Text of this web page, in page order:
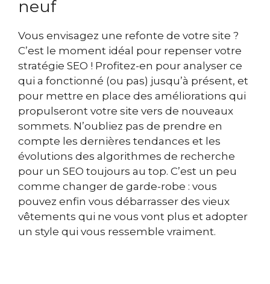
neuf
Vous envisagez une refonte de votre site ?
C’est le moment idéal pour repenser votre
stratégie SEO ! Profitez-en pour analyser ce
qui a fonctionné (ou pas) jusqu’à présent, et
pour mettre en place des améliorations qui
propulseront votre site vers de nouveaux
sommets. N’oubliez pas de prendre en
compte les dernières tendances et les
évolutions des algorithmes de recherche
pour un SEO toujours au top. C’est un peu
comme changer de garde-robe : vous
pouvez enfin vous débarrasser des vieux
vêtements qui ne vous vont plus et adopter
un style qui vous ressemble vraiment.